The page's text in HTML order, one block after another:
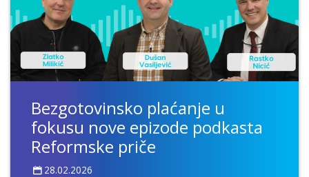
Bezgotovinsko plaćanje u
fokusu nove epizode podkasta
Reformske priče
28.02.2026